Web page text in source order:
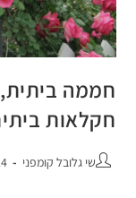
חממה
חקלאות
שי גלובל קומפני